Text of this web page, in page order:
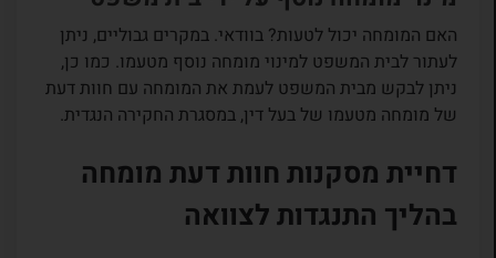
האם המומחה יכול לטעות? בוודאי. במקרים גבוליים, ניתן
לעתור לבית המשפט למינוי מומחה נוסף מטעמו. כמו כן,
ניתן לבקש מבית המשפט לעמת את המומחה עם חוות דעת
של מומחה מטעמו של בעל דין, במסגרת החקירה הנגדית.
דחיית מסקנות חוות דעת מומחה
בהליך התנגדות לצוואה